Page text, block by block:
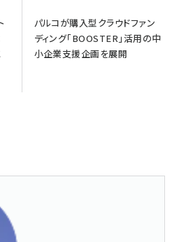
パルコが購入型クラウドファン
ディング「BOOSTER」活用の中
小企業支援企画を展開